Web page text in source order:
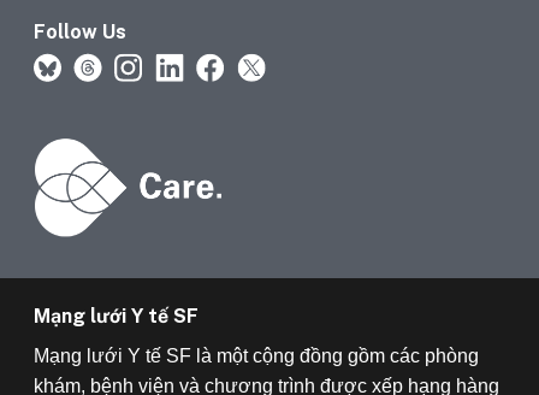
Follow Us
Mạng lưới Y tế SF
Mạng lưới Y tế SF là một cộng đồng gồm các phòng
khám, bệnh viện và chương trình được xếp hạng hàng